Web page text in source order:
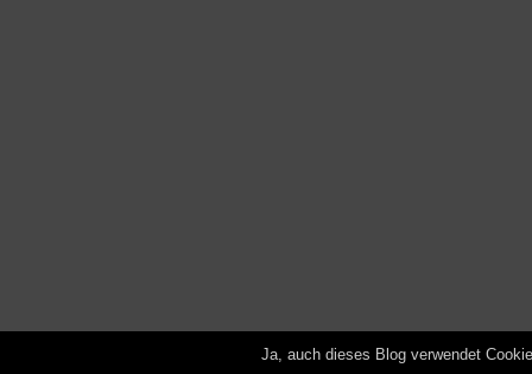
Ja, auch dieses Blog verwendet